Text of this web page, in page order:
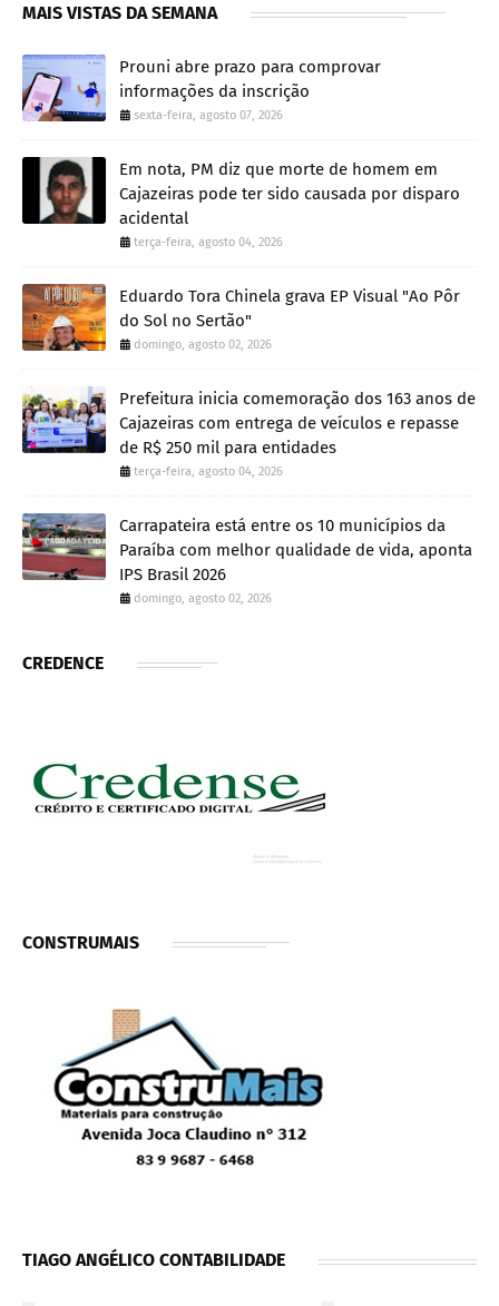
MAIS VISTAS DA SEMANA
Prouni abre prazo para comprovar
informações da inscrição
sexta-feira, agosto 07, 2026
Em nota, PM diz que morte de homem em
Cajazeiras pode ter sido causada por disparo
acidental
terça-feira, agosto 04, 2026
Eduardo Tora Chinela grava EP Visual "Ao Pôr
do Sol no Sertão"
domingo, agosto 02, 2026
Prefeitura inicia comemoração dos 163 anos de
Cajazeiras com entrega de veículos e repasse
de R$ 250 mil para entidades
terça-feira, agosto 04, 2026
Carrapateira está entre os 10 municípios da
Paraíba com melhor qualidade de vida, aponta
IPS Brasil 2026
domingo, agosto 02, 2026
CREDENCE
CONSTRUMAIS
TIAGO ANGÉLICO CONTABILIDADE